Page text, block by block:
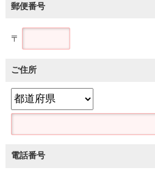
郵便番号
〒
ご住所
電話番号